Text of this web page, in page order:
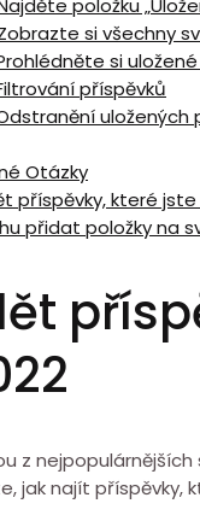
položku
si všechny
si
příspěvků
uložených
Otázky
příspěvky, které
přidat položky na
z
jak najít příspěvky,